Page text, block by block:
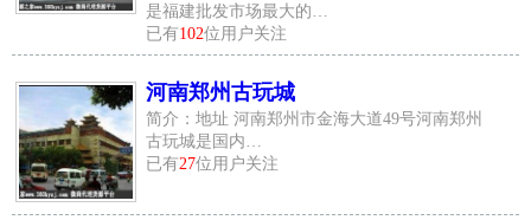
是福建批发市场最大的…
已有102位用户关注
河南郑州古玩城
简介：地址 河南郑州市金海大道49号河南郑州
古玩城是国内…
已有27位用户关注